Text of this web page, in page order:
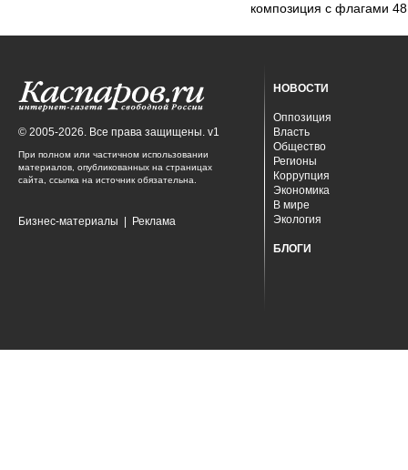
композиция с флагами
© 2005-2026. Все права защищены. v1
При полном или частичном использовании
материалов, опубликованных на страницах
сайта, ссылка на источник обязательна.
Бизнес-материалы Реклама
НОВОСТИ
Оппозиция
Власть
Общество
Регионы
Коррупция
Экономика
В мире
Экология
БЛОГИ